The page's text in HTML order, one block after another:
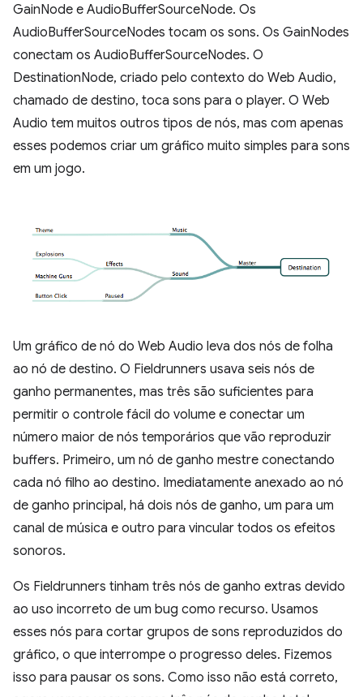
GainNode e AudioBufferSourceNode. Os
AudioBufferSourceNodes tocam os sons. Os GainNodes
conectam os AudioBufferSourceNodes. O
DestinationNode, criado pelo contexto do Web Audio,
chamado de destino, toca sons para o player. O Web
Audio tem muitos outros tipos de nós, mas com apenas
esses podemos criar um gráfico muito simples para sons
em um jogo.
Um gráfico de nó do Web Audio leva dos nós de folha
ao nó de destino. O Fieldrunners usava seis nós de
ganho permanentes, mas três são suficientes para
permitir o controle fácil do volume e conectar um
número maior de nós temporários que vão reproduzir
buffers. Primeiro, um nó de ganho mestre conectando
cada nó filho ao destino. Imediatamente anexado ao nó
de ganho principal, há dois nós de ganho, um para um
canal de música e outro para vincular todos os efeitos
sonoros.
Os Fieldrunners tinham três nós de ganho extras devido
ao uso incorreto de um bug como recurso. Usamos
esses nós para cortar grupos de sons reproduzidos do
gráfico, o que interrompe o progresso deles. Fizemos
isso para pausar os sons. Como isso não está correto,